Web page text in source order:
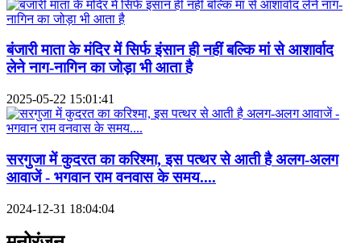
बंजारी माता के मंदिर में सिर्फ इंसान ही नहीं बल्कि मां से आशार्वाद
लेने नाग-नागिन का जोड़ा भी आता है
2025-05-22 15:01:41
सरगुजा में कुदरत का करिश्मा, इस पत्थर से आती है अलग-अलग
आवाजें - भगवान राम वनवास के समय....
2024-12-31 18:04:04